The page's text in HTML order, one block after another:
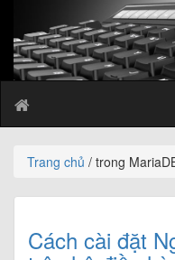
Trang chủ / trong
Cách cài đặt